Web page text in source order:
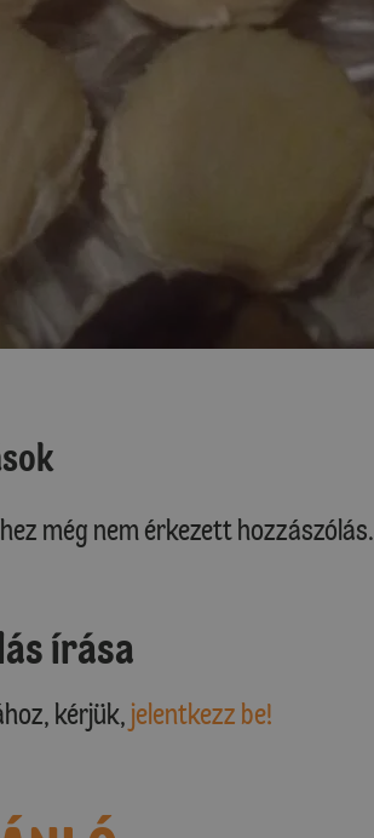
még nem érkezett hozzászólás.
írása
kérjük, jelentkezz be!